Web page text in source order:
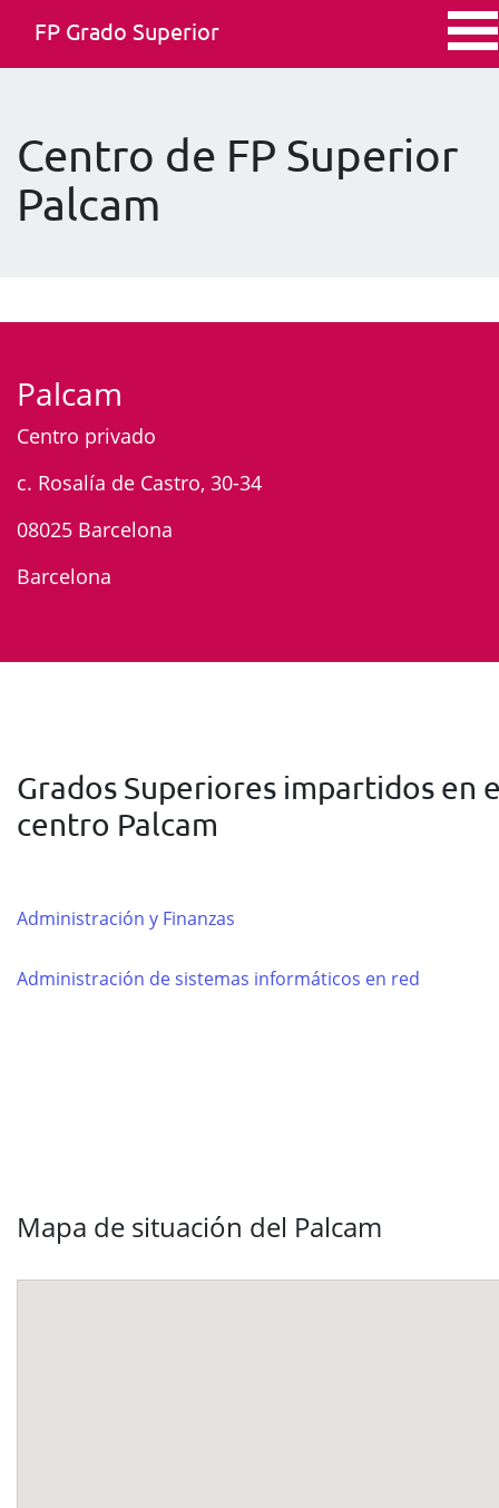
FP Grado Superior
Centro de FP Superior
Palcam
Palcam
Centro privado
c. Rosalía de Castro, 30-34
08025 Barcelona
Barcelona
Grados Superiores impartidos en
centro Palcam
Administración y Finanzas
Administración de sistemas informáticos en red
Mapa de situación del Palcam